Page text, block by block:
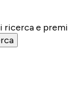
ricerca e premi